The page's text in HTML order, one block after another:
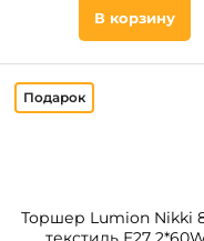
В корзину
Торшер Lumion Nikki